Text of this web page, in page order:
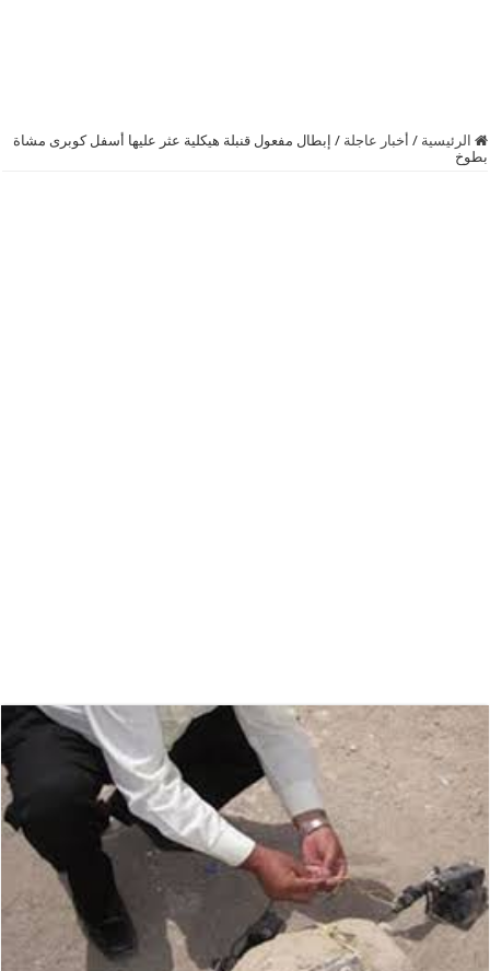
الرئيسية / أخبار عاجلة / إبطال مفعول قنبلة هيكلية عثر عليها أسفل كوبرى مشاة
بطوخ